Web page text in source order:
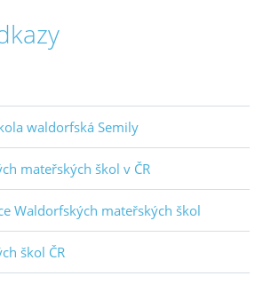
waldorfská Semily
mateřských škol v ČR
Waldorfských mateřských škol
škol ČR